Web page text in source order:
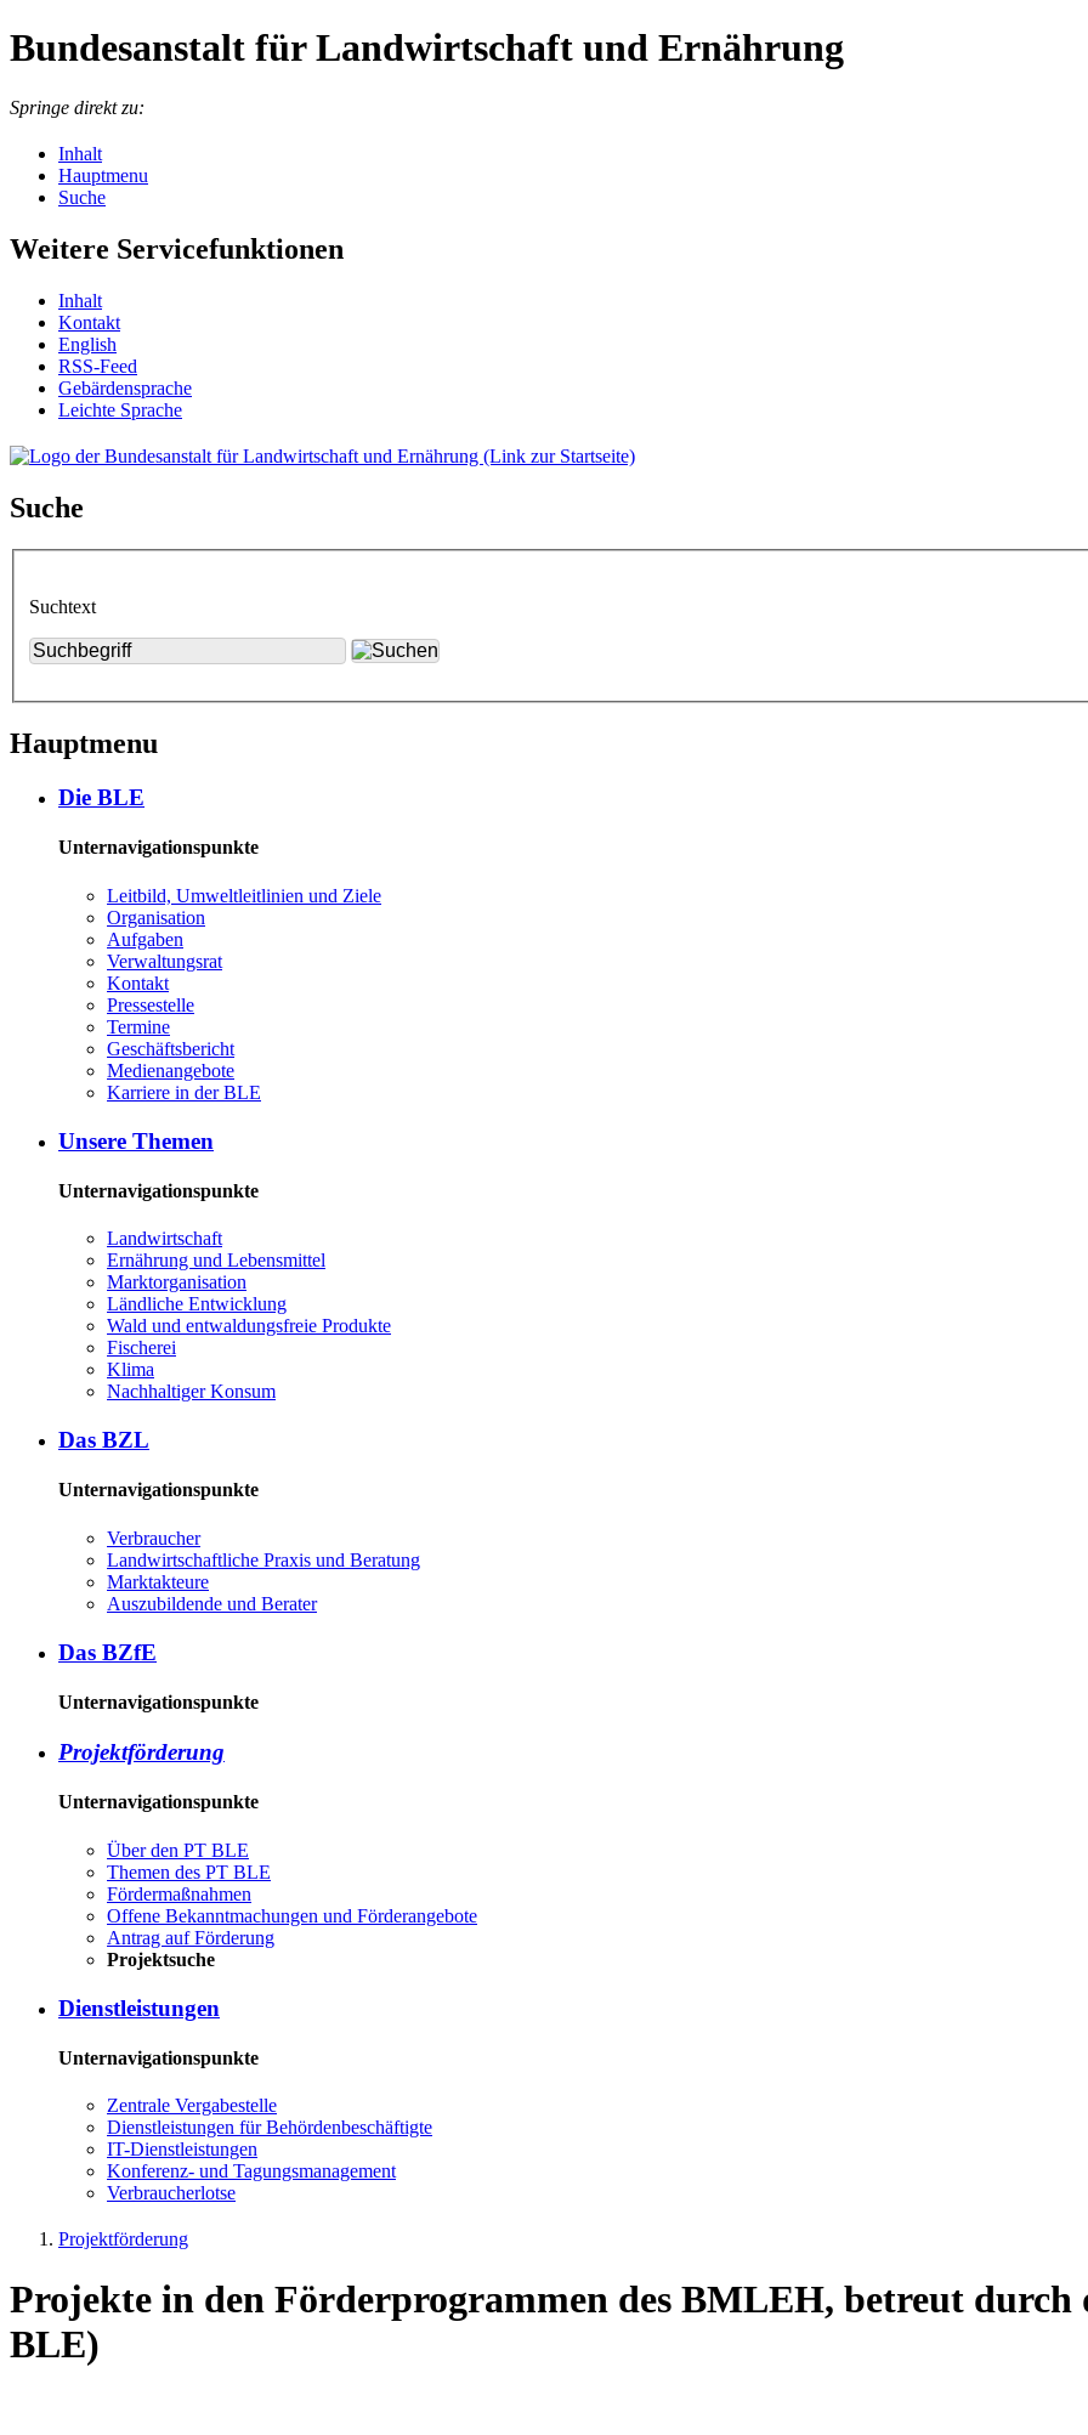
Bundesanstalt für Landwirtschaft und Ernährung
Springe direkt zu:
Inhalt
Hauptmenu
Suche
Weitere Servicefunktionen
In­halt
Kon­takt
English
RSS-Feed
Ge­bär­den­spra­che
Leich­te Spra­che
Suche
Suchtext
Hauptmenu
Die BLE
Unternavigationspunkte
Leit­bild, Um­welt­leit­li­ni­en und Zie­le
Or­ga­ni­sa­ti­on
Auf­ga­ben
Ver­wal­tungs­rat
Kon­takt
Pres­se­stel­le
Ter­mi­ne
Ge­schäfts­be­richt
Me­di­en­an­ge­bo­te
Kar­rie­re in der BLE
Un­se­re The­men
Unternavigationspunkte
Land­wirt­schaft
Er­näh­rung und Le­bens­mit­tel
Markt­or­ga­ni­sa­ti­on
Länd­li­che Ent­wick­lung
Wald und ent­wal­dungs­freie Pro­duk­te
Fi­sche­rei
Kli­ma
Nach­hal­ti­ger Kon­sum
Das BZL
Unternavigationspunkte
Ver­brau­cher
Land­wirtschaft­liche Pra­xis und Be­ra­tung
Mark­tak­teu­re
Aus­zu­bil­den­de und Be­ra­ter
Das BZ­fE
Unternavigationspunkte
Pro­jekt­för­de­rung
Unternavigationspunkte
Über den PT BLE
The­men des PT BLE
För­der­maß­nah­men
Of­fe­ne Be­kannt­ma­chun­gen und För­der­an­ge­bo­te
An­trag auf För­de­rung
Pro­jekt­su­che
Dienst­leis­tun­gen
Unternavigationspunkte
Zen­tra­le Ver­ga­be­stel­le
Dienst­leis­tun­gen für Be­hör­den­be­schäf­tig­te
IT-Dienst­leis­tun­gen
Kon­fe­renz- und Tagungs­management
Ver­brau­cher­lot­se
Projektförderung
Projekte in den Förderprogrammen des BMLEH, betreut
BLE)